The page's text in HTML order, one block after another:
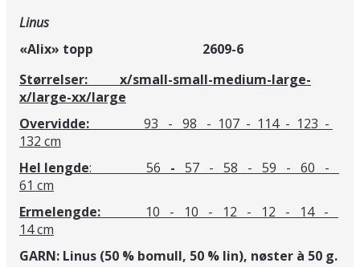
Linus
«Alix» topp 2609-6
Størrelser: x/small-small-medium-large-
x/large-xx/large
Overvidde: 93 - 98 - 107 - 114 - 123 -
132 cm
Hel lengde: 56 - 57 - 58 - 59 - 60 -
61 cm
Ermelengde: 10 - 10 - 12 - 12 - 14 -
14 cm
GARN: Linus (50 % bomull, 50 % lin), nøster à 50 g.